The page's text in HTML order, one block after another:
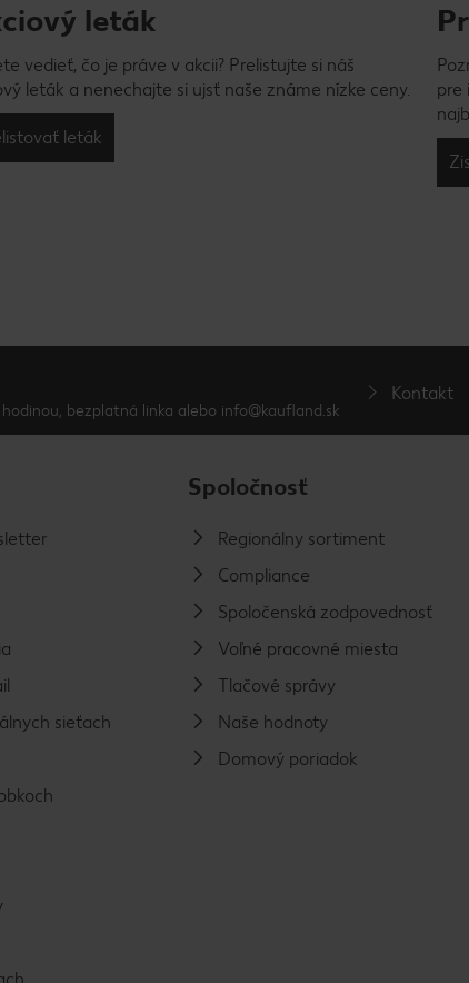
leták
vedieť, čo je práve v akcii? Prelistujte si náš
leták a nenechajte si ujsť naše známe nízke ceny.
leták
pre
bezplatná linka alebo info@kaufland.sk
Kontakt
sieťach
Spoločnosť
Regionálny sortiment
Compliance
Spoločenská zodpovednosť
Voľné pracovné miesta
Tlačové správy
Naše hodnoty
Domový poriadok